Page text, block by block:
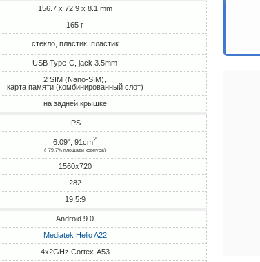
156.7 x 72.9 x 8.1 mm
165 г
стекло, пластик, пластик
USB Type-C, jack 3.5mm
2 SIM (Nano-SIM),
карта памяти (комбинированный слот)
на задней крышке
IPS
6.09", 91cm2
(~79.7% площади корпуса)
1560x720
282
19.5:9
Android 9.0
Mediatek Helio A22
4x2GHz Cortex-A53